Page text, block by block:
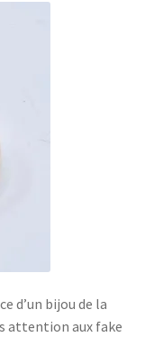
d’un bijou de la
attention aux fake